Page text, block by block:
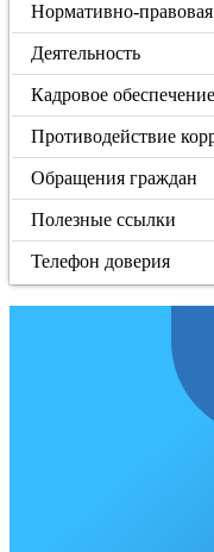
Нормативно-правовая
Деятельность
Кадровое обеспечение
Противодействие
Обращения граждан
Полезные ссылки
Телефон доверия